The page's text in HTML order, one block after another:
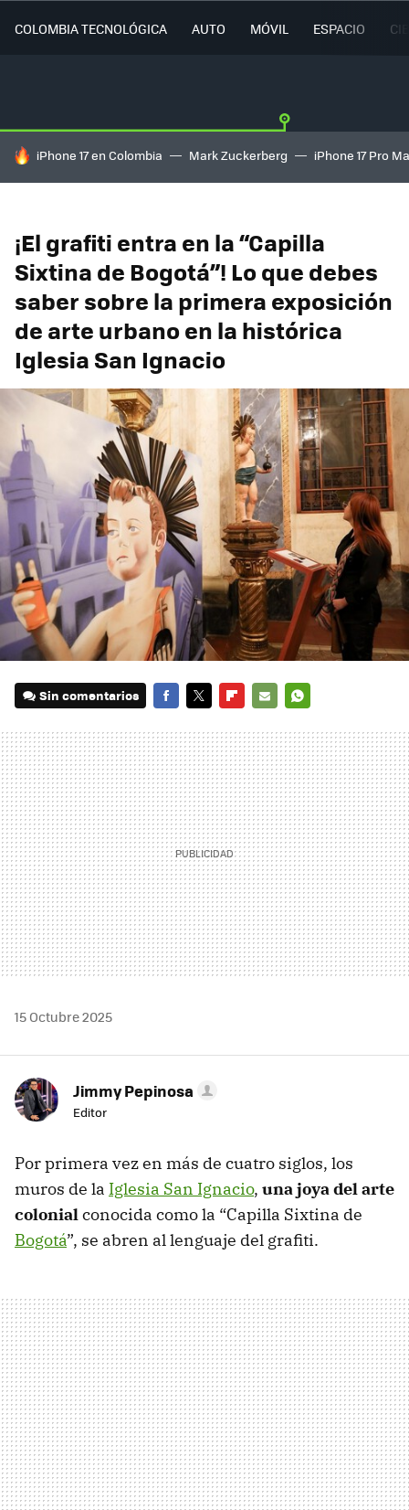
COLOMBIA TECNOLÓGICA AUTO MÓVIL ESPACIO
HOY SE HABLA DE
iPhone 17 en Colombia Mark Zuckerberg iPhone 17 Pro
¡El grafiti entra en la “Capilla
Sixtina de Bogotá”! Lo que debes
saber sobre la primera exposición
de arte urbano en la histórica
Iglesia San Ignacio
Sin comentarios
MAIL
15 Octubre 2025
Jimmy Pepinosa
Editor
Por primera vez en más de cuatro siglos, los
muros de la Iglesia San Ignacio, una joya del arte
colonialconocida como la “Capilla Sixtina de
Bogotá”, se abren al lenguaje del grafiti.